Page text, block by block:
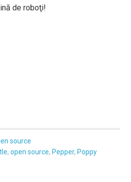
de roboţi!
source
,open source, Pepper, Poppy